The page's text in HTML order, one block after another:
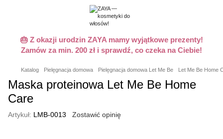
🎂 Z okazji urodzin ZAYA mamy wyjątkowe prezenty!
Zamów za min. 200 zł i sprawdź, co czeka na Ciebie!
Katalog Pielęgnacja domowa Pielęgnacja domowa Let Me Be Let Me Be Home
Maska proteinowa Let Me Be Home
Care
Artykuł: LMB-0013 Zostawić opinię